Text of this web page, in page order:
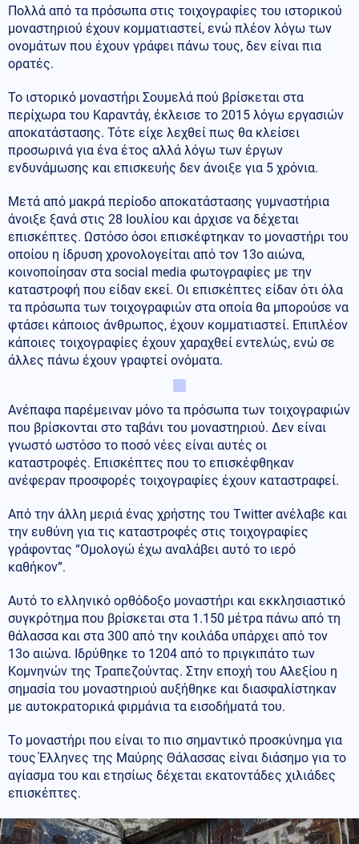
Πολλά από τα πρόσωπα στις τοιχογραφίες του ιστορικού
μοναστηριού έχουν κομματιαστεί, ενώ πλέον λόγω των
ονομάτων που έχουν γράφει πάνω τους, δεν είναι πια
ορατές.
Το ιστορικό μοναστήρι Σουμελά πού βρίσκεται στα
περίχωρα του Καραντάγ, έκλεισε το 2015 λόγω εργασιών
αποκατάστασης. Τότε είχε λεχθεί πως θα κλείσει
προσωρινά για ένα έτος αλλά λόγω των έργων
ενδυνάμωσης και επισκευής δεν άνοιξε για 5 χρόνια.
Μετά από μακρά περίοδο αποκατάστασης γυμναστήρια
άνοιξε ξανά στις 28 Ιουλίου και άρχισε να δέχεται
επισκέπτες. Ωστόσο όσοι επισκέφτηκαν το μοναστήρι του
οποίου η ίδρυση χρονολογείται από τον 13ο αιώνα,
κοινοποίησαν στα social media φωτογραφίες με την
καταστροφή που είδαν εκεί. Οι επισκέπτες είδαν ότι όλα
τα πρόσωπα των τοιχογραφιών στα οποία θα μπορούσε να
φτάσει κάποιος άνθρωπος, έχουν κομματιαστεί. Επιπλέον
κάποιες τοιχογραφίες έχουν χαραχθεί εντελώς, ενώ σε
άλλες πάνω έχουν γραφτεί ονόματα.
Ανέπαφα παρέμειναν μόνο τα πρόσωπα των τοιχογραφιών
που βρίσκονται στο ταβάνι του μοναστηριού. Δεν είναι
γνωστό ωστόσο το ποσό νέες είναι αυτές οι
καταστροφές. Επισκέπτες που το επισκέφθηκαν
ανέφεραν προσφορές τοιχογραφίες έχουν καταστραφεί.
Από την άλλη μεριά ένας χρήστης του Twitter ανέλαβε και
την ευθύνη για τις καταστροφές στις τοιχογραφίες
γράφοντας “Ομολογώ έχω αναλάβει αυτό το ιερό
καθήκον”.
Αυτό το ελληνικό ορθόδοξο μοναστήρι και εκκλησιαστικό
συγκρότημα που βρίσκεται στα 1.150 μέτρα πάνω από τη
θάλασσα και στα 300 από την κοιλάδα υπάρχει από τον
13ο αιώνα. Ιδρύθηκε το 1204 από το πριγκιπάτο των
Κομνηνών της Τραπεζούντας. Στην εποχή του Αλεξίου η
σημασία του μοναστηριού αυξήθηκε και διασφαλίστηκαν
με αυτοκρατορικά φιρμάνια τα εισοδήματά του.
Το μοναστήρι που είναι το πιο σημαντικό προσκύνημα για
τους Έλληνες της Mαύρης Θάλασσας είναι διάσημο για το
αγίασμα του και ετησίως δέχεται εκατοντάδες χιλιάδες
επισκέπτες.